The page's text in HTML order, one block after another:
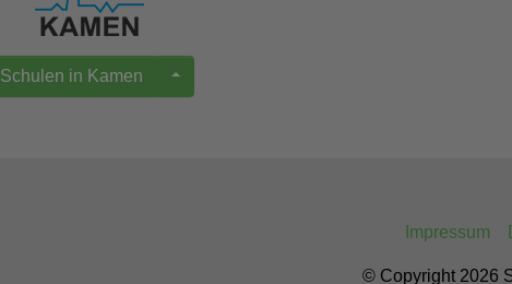
Schulen in Kamen
Impressum
© Copyright 2026